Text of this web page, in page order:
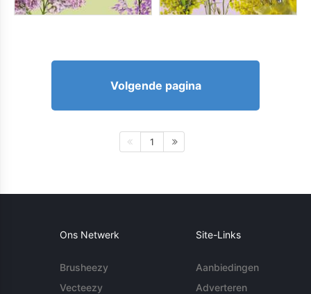
Volgende pagina
1
Ons Netwerk
Brusheezy
Vecteezy
Site-Links
Aanbiedingen
Adverteren